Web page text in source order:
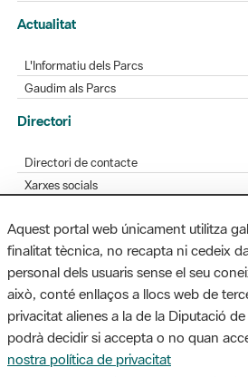
Actualitat
L'Informatiu dels Parcs
Gaudim als Parcs
Directori
Directori de contacte
Xarxes socials
Bústia de suggeriments
Opineu sobre els parcs
MAPA WEB AVÍS LEGAL ACCESSIBILITAT
Aquest portal web únicament utilitza
finalitat tècnica, no recapta ni cedeix
personal dels usuaris sense el seu
això, conté enllaços a llocs web de
privacitat alienes a la de la Diputació
podrà decidir si accepta o no quan
nostra política de privacitat